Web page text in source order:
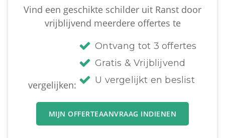
Vind een geschikte schilder uit Ranst door
vrijblijvend meerdere offertes te
vergelijken:
Ontvang tot 3 offertes
Gratis & Vrijblijvend
U vergelijkt en beslist
MIJN OFFERTEAANVRAAG INDIENEN